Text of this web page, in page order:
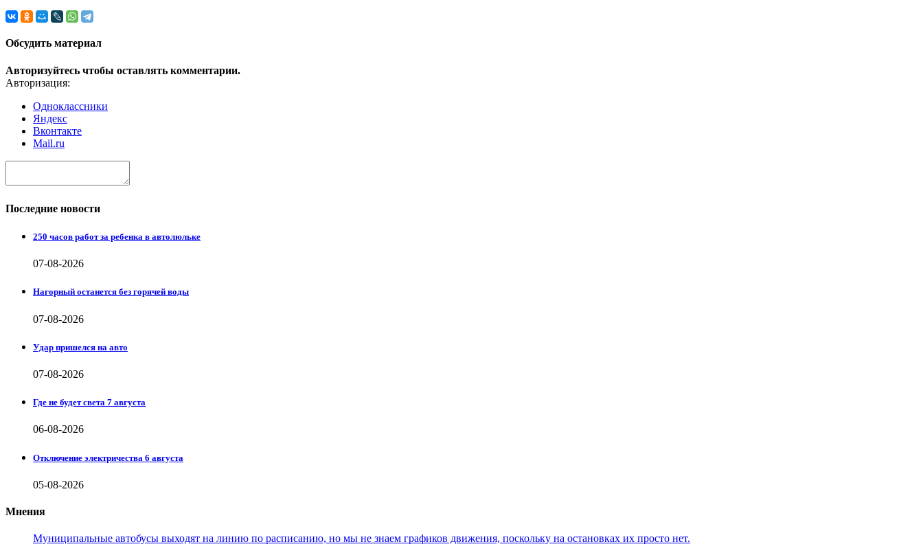
Обсудить материал
Авторизуйтесь чтобы оставлять комментарии.
Авторизация:
Одноклассники
Яндекс
Вконтакте
Mail.ru
Последние новости
250 часов работ за ребенка в автолюльке
07-08-2026
Нагорный останется без горячей воды
07-08-2026
Удар пришелся на авто
07-08-2026
Где не будет света 7 августа
06-08-2026
Отключение электричества 6 августа
05-08-2026
Мнения
Муниципальные автобусы выходят на линию по расписанию, но мы не знаем графиков движения, поскольку на остановках их просто нет.